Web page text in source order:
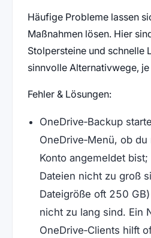
Häufige Probleme lassen
Maßnahmen lösen. Hier
Stolpersteine und schnelle
sinnvolle Alternativwege,
Fehler & Lösungen:
OneDrive‑Backup
OneDrive‑Menü, ob
Konto angemeldet
Dateien nicht zu groß
Dateigröße oft 250
nicht zu lang sind. Ein
OneDrive‑Clients hilft